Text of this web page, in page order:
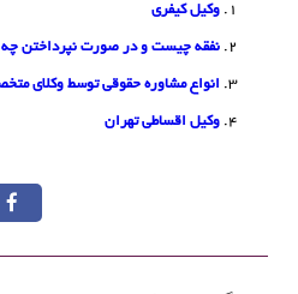
وکیل کیفری
نفقه چیست و در صورت نپرداختن چه
انواع مشاوره حقوقی توسط وکلای
وکیل اقساطی تهران